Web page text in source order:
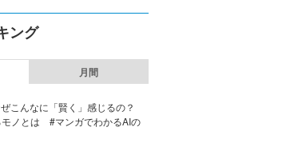
ング
月間
こんなに「賢く」感じるの？
モノとは #マンガでわかるAIの